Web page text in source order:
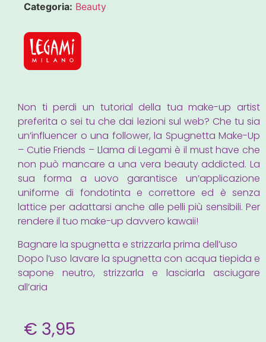
Categoria: Beauty
Non ti perdi un tutorial della tua make-up artist
preferita o sei tu che dai lezioni sul web? Che tu sia
un’influencer o una follower, la Spugnetta Make-Up
– Cutie Friends – Llama di Legami è il must have che
non può mancare a una vera beauty addicted. La
sua forma a uovo garantisce un’applicazione
uniforme di fondotinta e correttore ed è senza
lattice per adattarsi anche alle pelli più sensibili. Per
rendere il tuo make-up davvero kawaii!
Bagnare la spugnetta e strizzarla prima dell’uso
Dopo l’uso lavare la spugnetta con acqua tiepida e
sapone neutro, strizzarla e lasciarla asciugare
all’aria
€ 3,95